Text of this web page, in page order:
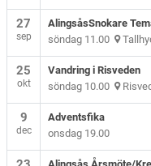
27
sep
AlingsåsSnokare
söndag 11.00
25
okt
Vandring i Risveden
söndag 10.00
9
dec
Adventsfika
onsdag 19.00